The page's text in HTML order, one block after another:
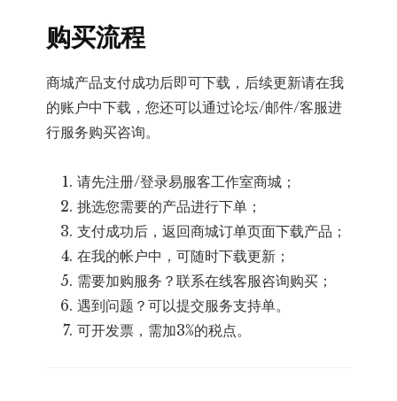
购买流程
商城产品支付成功后即可下载，后续更新请在我
的账户中下载，您还可以通过论坛/邮件/客服进
行服务购买咨询。
请先注册/登录易服客工作室商城；
挑选您需要的产品进行下单；
支付成功后，返回商城订单页面下载产品；
在我的帐户中，可随时下载更新；
需要加购服务？联系在线客服咨询购买；
遇到问题？可以提交服务支持单。
可开发票，需加3%的税点。